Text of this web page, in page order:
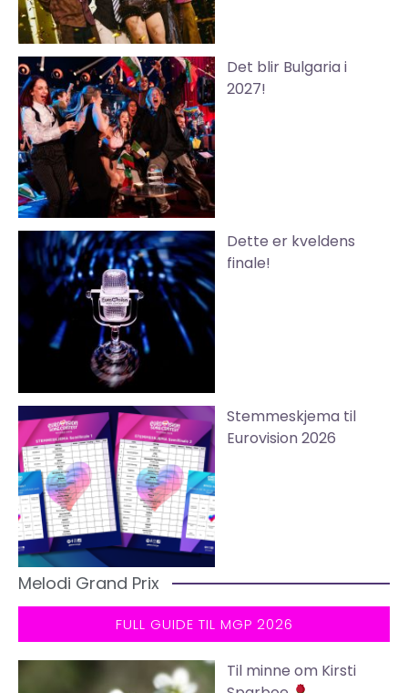
Det blir Bulgaria i
2027!
Dette er kveldens
finale!
Stemmeskjema til
Eurovision 2026
Melodi Grand Prix
FULL GUIDE TIL MGP 2026
Til minne om Kirsti